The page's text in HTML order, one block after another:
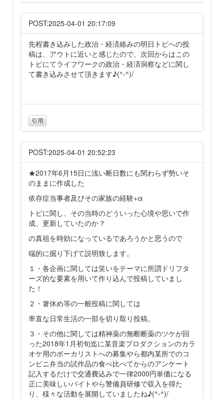
POST:2025-04-01 20:17:09
先程書き込みした政治・経済絡みの明日トピへの投
稿は、アウトに近いと感じたので、次回からはこの
トピにてライフワークの政治・経済洞察などに関し
て書き込みさせて頂きます♪(^-^)/
引用
POST:2025-04-01 20:52:23
★2017年6月15日に浅い断日数にも関わらず勢いそ
のままに作成した
依存症当事者及びその家族の経験+α
トピに関し、その当時のどういった心境や思いで作
成、更新していたのか？
の真祖を時効になっているであろうかと思うので
端的に掘り下げて説明致します。
１・各企画に関しては笑いをテーマに所謂ドリフタ
ーズ的な要素を用いて作り込んで投稿していまし
た！
２・箸休め等の一般投稿に関しては
率直な日常生活の一部を切り取り投稿。
３・その他に関しては精神薬の無断断薬のツケが回
った2018年1月初旬迄に某音楽プロダクションのカラ
オケ用のボーカリストへの募集やら都内某所でのコ
ンビニ弁当の試作品の食べ比べてからのアンケート
記入するだけで交通費込みで一律2000円単価になる
正に美味しいバイトやら警備員研修で収入を得た
り、様々な活動を展開していましたね♪(^-^)/